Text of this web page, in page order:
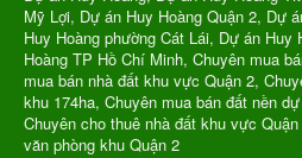
Mỹ Lợi, Dự án Huy Hoàng Quận 2, Dự
Huy Hoàng phường Cát Lái, Dự án Huy
Hoàng TP Hồ Chí Minh, Chuyên mua
mua bán nhà đất khu vực Quận 2,
khu 174ha, Chuyên mua bán đất nền
Chuyên cho thuê nhà đất khu vực
văn phòng khu Quận 2